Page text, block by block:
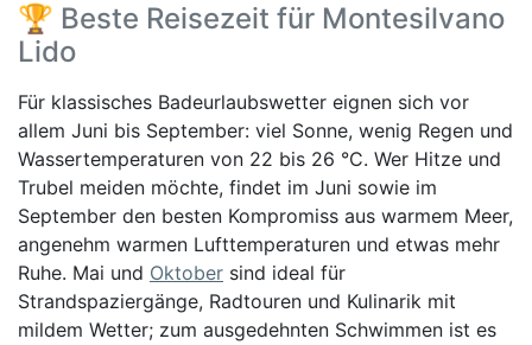
🏆 Beste Reisezeit für Montesilvano
Lido
Für klassisches Badeurlaubswetter eignen sich vor
allem Juni bis September: viel Sonne, wenig Regen und
Wassertemperaturen von 22 bis 26 °C. Wer Hitze und
Trubel meiden möchte, findet im Juni sowie im
September den besten Kompromiss aus warmem Meer,
angenehm warmen Lufttemperaturen und etwas mehr
Ruhe. Mai und Oktober sind ideal für
Strandspaziergänge, Radtouren und Kulinarik mit
mildem Wetter; zum ausgedehnten Schwimmen ist es